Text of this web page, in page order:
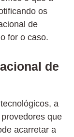
os
de
for o caso.
de
a
que
acarretar a